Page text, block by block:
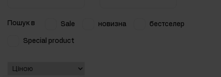
Пошук в Sale новизна бестселер
Special product